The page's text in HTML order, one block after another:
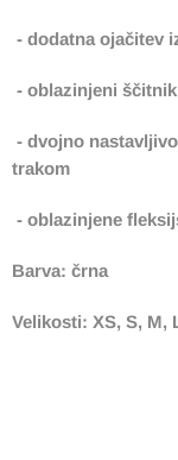
- dodatna ojačitev
- oblazinjeni
- dvojno
trakom
- oblazinjene
Barva: črna
Velikosti: XS, S, M,